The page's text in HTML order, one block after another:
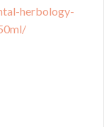
herbology-